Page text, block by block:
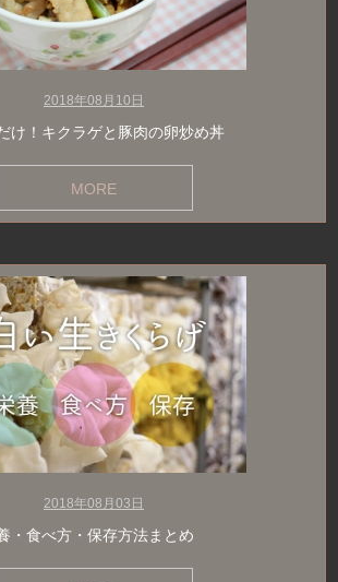
2018年08月10日
け！キクラゲと豚肉の卵炒め丼
MORE
2018年08月03日
・食べ方・保存方法まとめ